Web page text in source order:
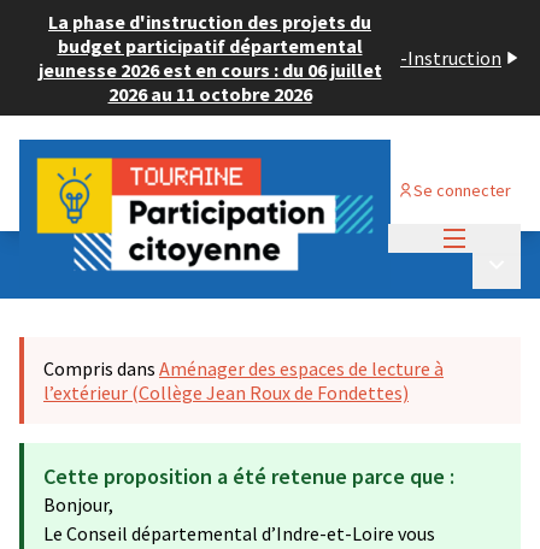
La phase d'instruction des projets du
budget participatif départemental
jeunesse 2026 est en cours : du 06 juillet
2026 au 11 octobre 2026
-Instruction
Se connecter
Budget Participatif JEUNESSE 2024
💡 Consulter les projets déposés
Compris dans Aménager des espaces de lecture à
l’extérieur (Collège Jean Roux de Fondettes)
Cette proposition a été retenue parce que :
Bonjour,
Le Conseil départemental d’Indre-et-Loire vous